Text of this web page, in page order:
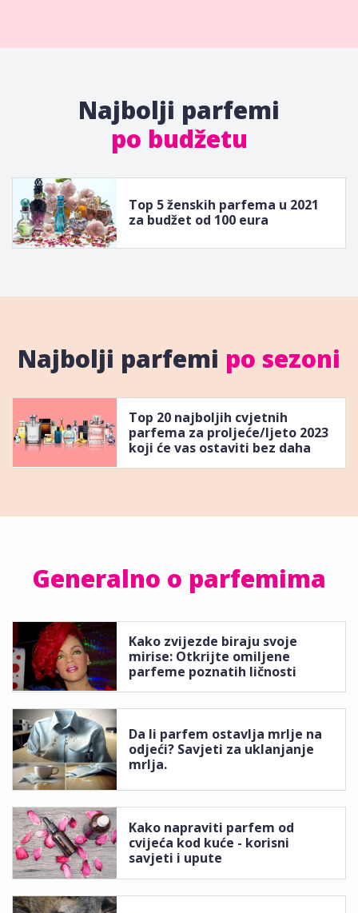
Najbolji parfemi
po budžetu
Top 5 ženskih parfema u 2021
za budžet od 100 eura
Najbolji parfemi po sezoni
Top 20 najboljih cvjetnih
parfema za proljeće/ljeto 2023
koji će vas ostaviti bez daha
Generalno o parfemima
Kako zvijezde biraju svoje
mirise: Otkrijte omiljene
parfeme poznatih ličnosti
Da li parfem ostavlja mrlje na
odjeći? Savjeti za uklanjanje
mrlja.
Kako napraviti parfem od
cvijeća kod kuće - korisni
savjeti i upute